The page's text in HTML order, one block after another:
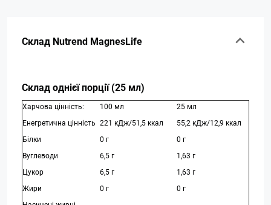
Склад Nutrend MagnesLife
Склад однієї порції (25 мл)
Харчова цінність: 100 мл
25 мл
Енегретична цінність 221 кДж/51,5 ккал
55,2 кДж/12,9 ккал
Білки
0 г
0 г
Вуглеводи
6,5 г
1,63 г
Цукор
6,5 г
1,63 г
Жири
0 г
0 г